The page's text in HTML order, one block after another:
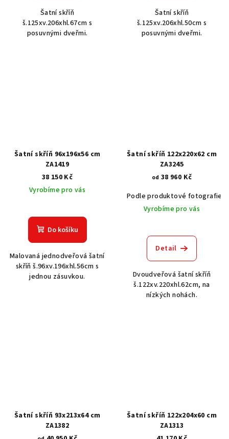
Šatní skříň
š.125xv.206xhl.67cm s
posuvnými dveřmi.
Šatní skříň
š.125xv.206xhl.50cm s
posuvnými dveřmi.
Šatní skříň 96x196x56 cm
ZA1419
38 150 Kč
Vyrobíme pro vás
Do košíku
Malovaná jednodveřová šatní
skříň š.96xv.196xhl.56cm s
jednou zásuvkou.
Šatní skříň 122x220x62 cm
ZA3245
od 38 960 Kč
Podle produktové fotografie
Vyrobíme pro vás
Detail
Dvoudveřová šatní skříň
š.122xv.220xhl.62cm, na
nízkých nohách.
Šatní skříň 93x213x64 cm
ZA1382
Šatní skříň 122x204x60 cm
ZA1313